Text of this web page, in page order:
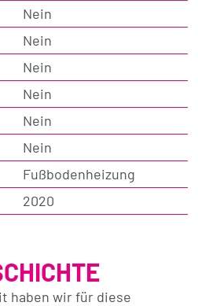
Nein
Nein
Nein
Nein
Nein
Nein
Fußbodenheizung
2020
haben wir für diese